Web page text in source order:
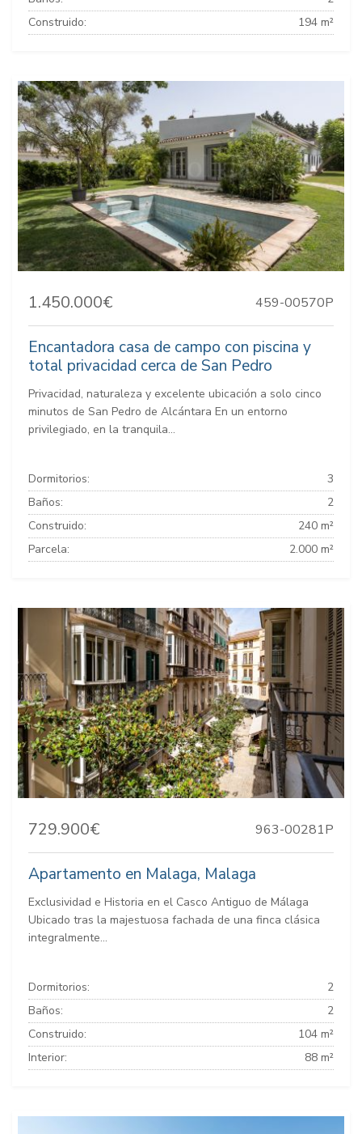
Construido:
194 m²
1.450.000€ 459-00570P
Encantadora casa de campo con piscina y
total privacidad cerca de San Pedro
Privacidad, naturaleza y excelente ubicación a solo cinco
minutos de San Pedro de Alcántara En un entorno
privilegiado, en la tranquila...
Dormitorios:
3
Baños:
2
Construido:
240 m²
Parcela:
2.000 m²
729.900€ 963-00281P
Apartamento en Malaga, Malaga
Exclusividad e Historia en el Casco Antiguo de Málaga
Ubicado tras la majestuosa fachada de una finca clásica
integralmente...
Dormitorios:
2
Baños:
2
Construido:
104 m²
Interior:
88 m²